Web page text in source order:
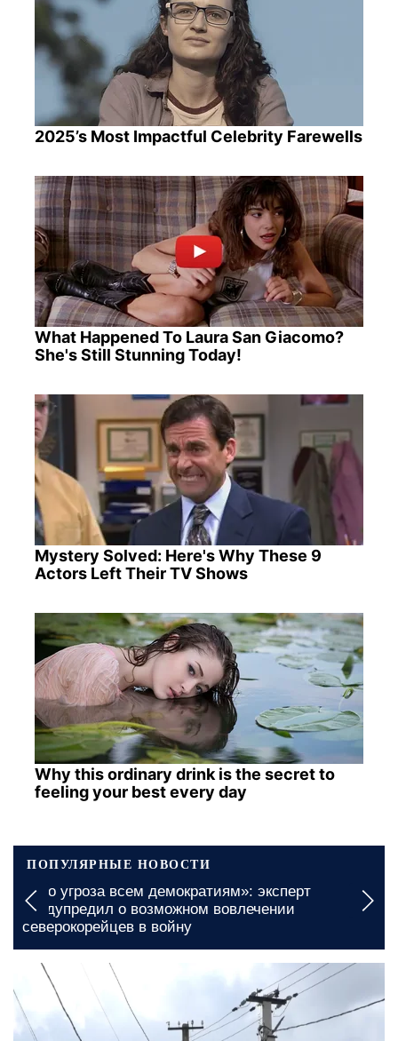
2025’s Most Impactful Celebrity Farewells
What Happened To Laura San Giacomo?
She's Still Stunning Today!
Mystery Solved: Here's Why These 9
Actors Left Their TV Shows
Why this ordinary drink is the secret to
feeling your best every day
ПОПУЛЯРНЫЕ НОВОСТИ
всем демократиям»: эксперт
о возможном вовлечении
в войну
14 июня, 15:15